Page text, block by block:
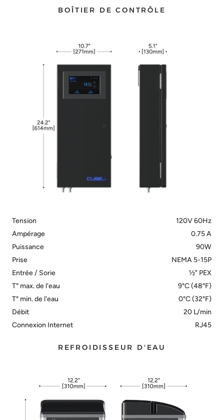
BOÎTIER DE CONTRÔLE
Tension
120V 60Hz
Ampérage
0.75 A
Puissance
90W
Prise
NEMA 5-15P
Entrée / Sorie
½" PEX
T° max. de l'eau
9°C (48°F)
T° min. de l'eau
0°C (32°F)
Débit
20 L/min
Connexion Internet
RJ45
REFROIDISSEUR D'EAU